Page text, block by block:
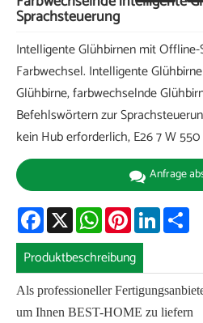
Sprachsteuerung
Intelligente Glühbirnen mit
Farbwechsel. Intelligente
Glühbirne, farbwechselnde
Befehlswörtern zur
kein Hub erforderlich, E26 7 W
Anfrage
Facebook
X WhatsAppPinterestLinkedIn
Produktbeschreibung
Als professioneller
um Ihnen BEST-HOME zu liefern